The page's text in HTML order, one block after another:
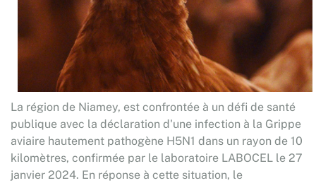
La région de Niamey, est confrontée à un défi de santé
publique avec la déclaration d'une infection à la Grippe
aviaire hautement pathogène H5N1 dans un rayon de 10
kilomètres, confirmée par le laboratoire LABOCEL le 27
janvier 2024. En réponse à cette situation, le